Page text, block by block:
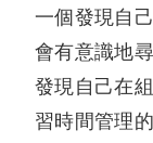
一個發現自
會有意識地
發現自己在
習時間管理